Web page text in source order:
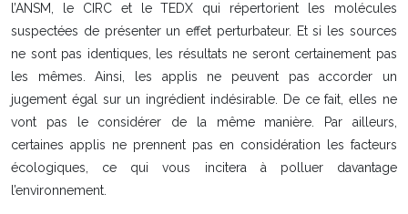
l’ANSM, le CIRC et le TEDX qui répertorient les molécules
suspectées de présenter un effet perturbateur. Et si les sources
ne sont pas identiques, les résultats ne seront certainement pas
les mêmes. Ainsi, les applis ne peuvent pas accorder un
jugement égal sur un ingrédient indésirable. De ce fait, elles ne
vont pas le considérer de la même manière. Par ailleurs,
certaines applis ne prennent pas en considération les facteurs
écologiques, ce qui vous incitera à polluer davantage
l’environnement.